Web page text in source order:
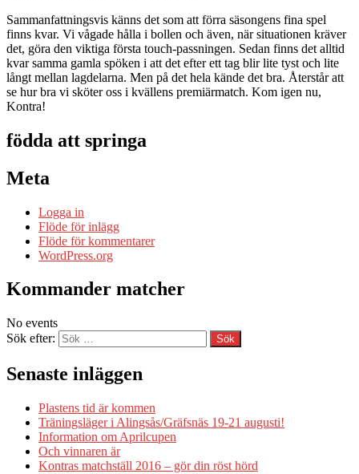
Sammanfattningsvis känns det som att förra säsongens fina spel
finns kvar. Vi vågade hålla i bollen och även, när situationen kräver
det, göra den viktiga första touch-passningen. Sedan finns det alltid
kvar samma gamla spöken i att det efter ett tag blir lite tyst och lite
långt mellan lagdelarna. Men på det hela kände det bra. Återstår att
se hur bra vi sköter oss i kvällens premiärmatch. Kom igen nu,
Kontra!
födda att springa
Meta
Logga in
Flöde för inlägg
Flöde för kommentarer
WordPress.org
Kommander matcher
No events
Sök efter:
Senaste inläggen
Plastens tid är kommen
Träningsläger i Alingsås/Gräfsnäs 19-21 augusti!
Information om Aprilcupen
Och vinnaren är
Kontras matchställ 2016 – gör din röst hörd